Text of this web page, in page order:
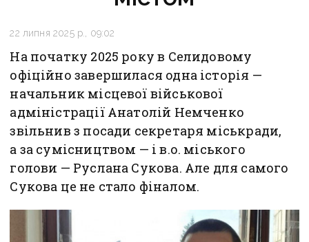
22 липня 2025 р., 09:02
На початку 2025 року в Селидовому
офіційно завершилася одна історія —
начальник місцевої військової
адміністрації Анатолій Немченко
звільнив з посади секретаря міськради,
а за сумісництвом — і в.о. міського
голови — Руслана Сукова. Але для самого
Сукова це не стало фіналом.